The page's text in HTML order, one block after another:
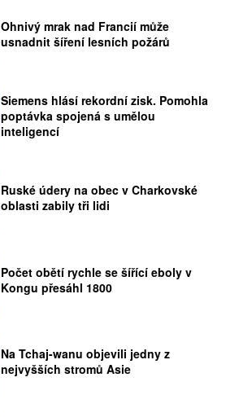
Ohnivý mrak nad Francií může
usnadnit šíření lesních požárů
Siemens hlásí rekordní zisk. Pomohla
poptávka spojená s umělou
inteligencí
Ruské údery na obec v Charkovské
oblasti zabily tři lidi
Počet obětí rychle se šířící eboly v
Kongu přesáhl 1800
Na Tchaj-wanu objevili jedny z
nejvyšších stromů Asie